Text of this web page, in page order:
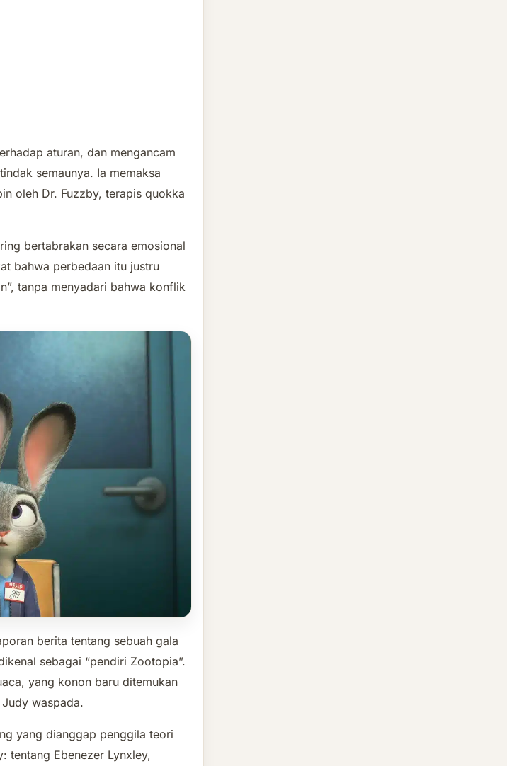
aturan, dan mengancam
semaunya. Ia memaksa
oleh Dr. Fuzzby, terapis quokka
bertabrakan secara emosional
bahwa perbedaan itu justru
tanpa menyadari bahwa konflik
berita tentang sebuah gala
sebagai “pendiri Zootopia”.
yang konon baru ditemukan
waspada.
yang dianggap penggila teori
tentang Ebenezer Lynxley,